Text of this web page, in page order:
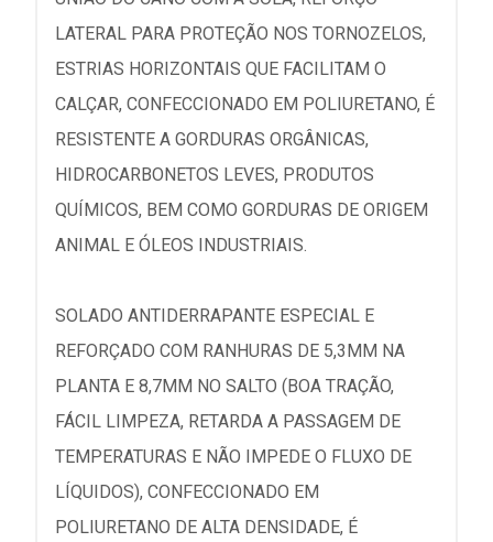
LATERAL PARA PROTEÇÃO NOS TORNOZELOS,
ESTRIAS HORIZONTAIS QUE FACILITAM O
CALÇAR, CONFECCIONADO EM POLIURETANO, É
RESISTENTE A GORDURAS ORGÂNICAS,
HIDROCARBONETOS LEVES, PRODUTOS
QUÍMICOS, BEM COMO GORDURAS DE ORIGEM
ANIMAL E ÓLEOS INDUSTRIAIS.
SOLADO ANTIDERRAPANTE ESPECIAL E
REFORÇADO COM RANHURAS DE 5,3MM NA
PLANTA E 8,7MM NO SALTO (BOA TRAÇÃO,
FÁCIL LIMPEZA, RETARDA A PASSAGEM DE
TEMPERATURAS E NÃO IMPEDE O FLUXO DE
LÍQUIDOS), CONFECCIONADO EM
POLIURETANO DE ALTA DENSIDADE, É